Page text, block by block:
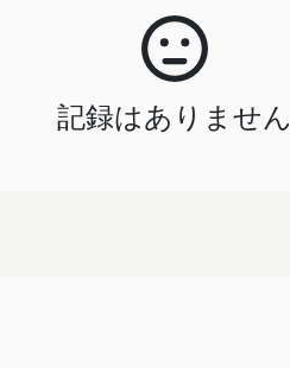
記録はありません